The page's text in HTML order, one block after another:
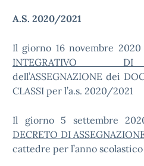
A.S. 2020/2021
Il giorno 16 novembre
INTEGRATIVO DI
dell’ASSEGNAZIONE dei
CLASSI per l’a.s. 2020/2021
Il giorno 5 settembre
DECRETO DI
cattedre per l’anno